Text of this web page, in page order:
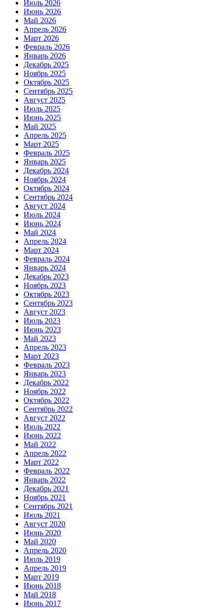
Июль 2026
Июнь 2026
Май 2026
Апрель 2026
Март 2026
Февраль 2026
Январь 2026
Декабрь 2025
Ноябрь 2025
Октябрь 2025
Сентябрь 2025
Август 2025
Июль 2025
Июнь 2025
Май 2025
Апрель 2025
Март 2025
Февраль 2025
Январь 2025
Декабрь 2024
Ноябрь 2024
Октябрь 2024
Сентябрь 2024
Август 2024
Июль 2024
Июнь 2024
Май 2024
Апрель 2024
Март 2024
Февраль 2024
Январь 2024
Декабрь 2023
Ноябрь 2023
Октябрь 2023
Сентябрь 2023
Август 2023
Июль 2023
Июнь 2023
Май 2023
Апрель 2023
Март 2023
Февраль 2023
Январь 2023
Декабрь 2022
Ноябрь 2022
Октябрь 2022
Сентябрь 2022
Август 2022
Июль 2022
Июнь 2022
Май 2022
Апрель 2022
Март 2022
Февраль 2022
Январь 2022
Декабрь 2021
Ноябрь 2021
Сентябрь 2021
Июль 2021
Август 2020
Июнь 2020
Май 2020
Апрель 2020
Июль 2019
Апрель 2019
Март 2019
Июнь 2018
Май 2018
Июнь 2017